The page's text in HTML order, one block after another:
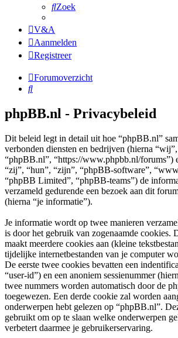
Zoek
V&A
Aanmelden
Registreer
Forumoverzicht
Zoek
phpBB.nl - Privacybeleid
Dit beleid legt in detail uit hoe “phpBB.nl”
verbonden diensten en bedrijven (hierna “wij”,
“phpBB.nl”, “https://www.phpbb.nl/forums”)
“zij”, “hun”, “zijn”, “phpBB-software”,
“phpBB Limited”, “phpBB-teams”) de
verzameld gedurende een bezoek aan dit
(hierna “je informatie”).
Je informatie wordt op twee manieren
is door het gebruik van zogenaamde cookies.
maakt meerdere cookies aan (kleine
tijdelijke internetbestanden van je computer
De eerste twee cookies bevatten een
“user-id”) en een anoniem sessienummer
twee nummers worden automatisch door de
toegewezen. Een derde cookie zal worden
onderwerpen hebt gelezen op “phpBB.nl”.
gebruikt om op te slaan welke onderwerpen
verbetert daarmee je gebruikerservaring.